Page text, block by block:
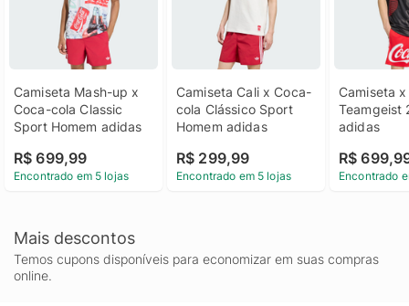
Camiseta Mash-up x
Coca-cola Classic
Sport Homem adidas
R$ 699,99
Encontrado em 5 lojas
Camiseta Cali x Coca-
cola Clássico Sport
Homem adidas
R$ 299,99
Encontrado em 5 lojas
Camiseta
Teamgeist
adidas
R$
Encontrado
Mais descontos
Temos cupons disponíveis para economizar em suas compras
online.